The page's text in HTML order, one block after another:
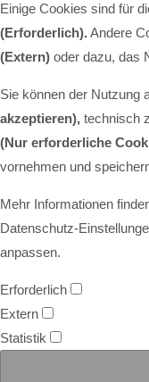
Einige Cookies sind für
(Erforderlich).Andere
(Extern) oder dazu, das
Sie können der Nutzung
akzeptieren), technisch
(Nur erforderliche
vornehmen und
Mehr Informationen
Datenschutz-
anpassen.
Erforderlich
Extern
Statistik